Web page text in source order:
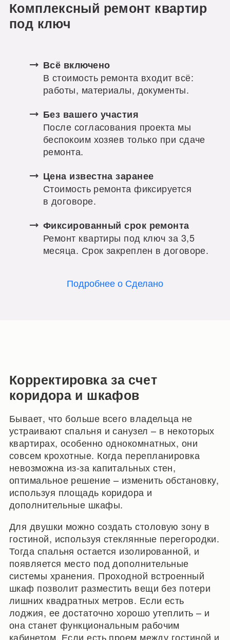
Комплексный ремонт квартир
под ключ
Всё включено
В стоимость ремонта входит всё:
работы, материалы, документы.
Без вашего участия
После согласования проекта мы
беспокоим хозяев только при сдаче
ремонта.
Цена известна заранее
Стоимость ремонта фиксируется
в договоре.
Фиксированный срок ремонта
Ремонт квартиры под ключ за 3,5
месяца. Срок закреплен в договоре.
Подробнее о Сделано
Корректировка за счет
коридора и шкафов
Бывает, что больше всего владельца не
устраивают спальня и санузел – в некоторых
квартирах, особенно однокомнатных, они
совсем крохотные. Когда перепланировка
невозможна из-за капитальных стен,
оптимальное решение – изменить обстановку,
используя площадь коридора и
дополнительные шкафы.
Для двушки можно создать столовую зону в
гостиной, используя стеклянные перегородки.
Тогда спальня остается изолированной, и
появляется место под дополнительные
системы хранения. Проходной встроенный
шкаф позволит разместить вещи без потери
лишних квадратных метров. Если есть
лоджия, ее достаточно хорошо утеплить – и
она станет функциональным рабочим
кабинетом. Если есть проем между гостиной и